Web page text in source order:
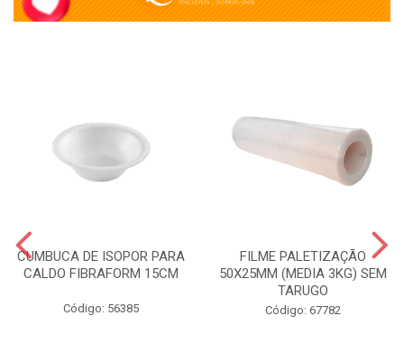
CUMBUCA DE ISOPOR PARA
CALDO FIBRAFORM 15CM
Código: 56385
FILME PALETIZAÇÃO
50X25MM (MEDIA 3KG) SEM
TARUGO
Código: 67782